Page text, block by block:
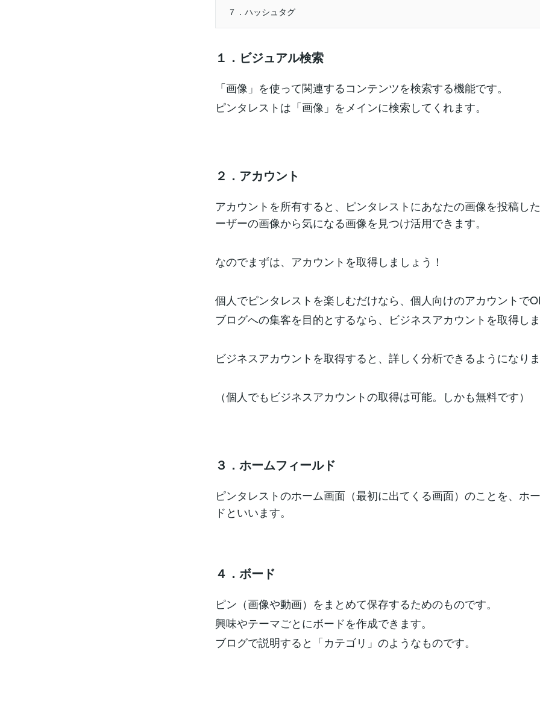
７．ハッシュタグ
１．ビジュアル検索
「画像」を使って関連するコンテンツを検索する機能です。
ピンタレストは「画像」をメインに検索してくれます。
２．アカウント
アカウントを所有すると、ピンタレストにあなたの画像を投稿し
ーザーの画像から気になる画像を見つけ活用できます。
なのでまずは、アカウントを取得しましょう！
個人でピンタレストを楽しむだけなら、個人向けのアカウントで
ブログへの集客を目的とするなら、ビジネスアカウントを取得しま
ビジネスアカウントを取得すると、詳しく分析できるようになりま
（個人でもビジネスアカウントの取得は可能。しかも無料です）
３．ホームフィールド
ピンタレストのホーム画面（最初に出てくる画面）のことを、ホ
ドといいます。
４．ボード
ピン（画像や動画）をまとめて保存するためのものです。
興味やテーマごとにボードを作成できます。
ブログで説明すると「カテゴリ」のようなものです。